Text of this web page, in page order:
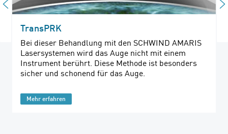
TransPRK
Bei dieser Behandlung mit den SCHWIND AMARIS
Lasersystemen wird das Auge nicht mit einem
Instrument berührt. Diese Methode ist besonders
sicher und schonend für das Auge.
Mehr erfahren